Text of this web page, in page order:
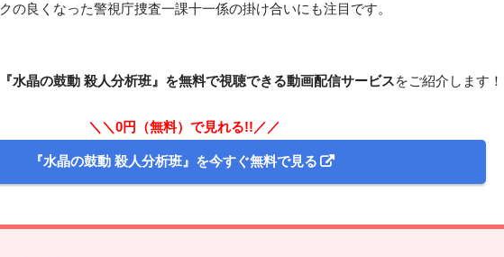
の良くなった警視庁捜査一課十一係の掛け合いにも注目です。
水晶の鼓動 殺人分析班』を無料で視聴できる動画配信サービスをご紹介します！
＼＼0円（無料）で見れる!!／／
『水晶の鼓動 殺人分析班』を今すぐ無料で見る